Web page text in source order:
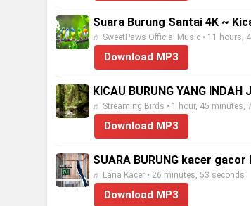
Suara Burung Santai 4K ~
♬ SweetPaws Official Music • 11 hours,
Download MP3
KICAU BURUNG YANG
♬ Streaming Birds • 1 hour, 45 minutes,
Download MP3
SUARA BURUNG kacer gacor
♬ Lana Kacer • 26 minutes, 53 seconds
Download MP3